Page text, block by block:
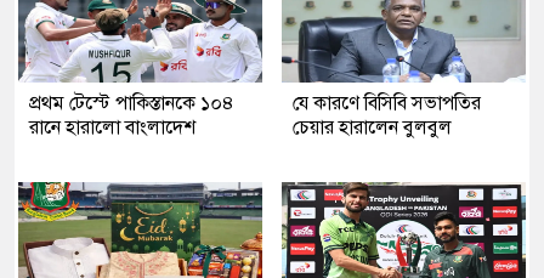
প্রথম টেস্টে পাকিস্তানকে ১০৪
রানে হারালো বাংলাদেশ
যে কারণে বিসিবি সভাপতির
চেয়ার হারালেন বুলবুল